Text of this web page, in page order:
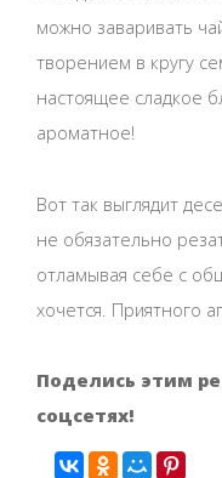
можно заваривать
творением в кругу
настоящее сладкое
ароматное!
Вот так выглядит
не обязательно
отламывая себе с
хочется. Приятного
Поделись этим
соцсетях!